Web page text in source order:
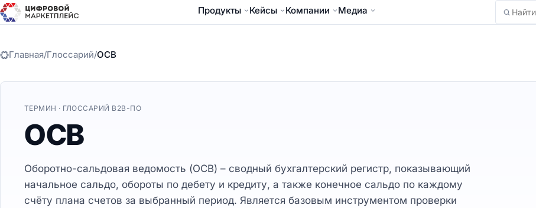
Продукты Кейсы Компании Медиа
Найти
Главная/Глоссарий/ОСВ
ТЕРМИН · ГЛОССАРИЙ B2B-ПО
ОСВ
Оборотно-сальдовая ведомость (ОСВ) – сводный бухгалтерский регистр, показывающий
начальное сальдо, обороты по дебету и кредиту, а также конечное сальдо по каждому
счёту плана счетов за выбранный период. Является базовым инструментом проверки